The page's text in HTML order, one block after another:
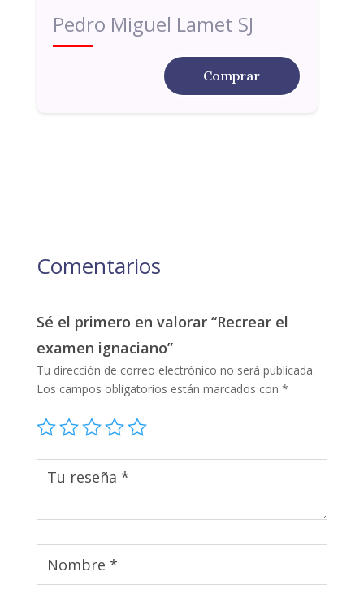
Pedro Miguel Lamet SJ
Comprar
Comentarios
Sé el primero en valorar “Recrear el
examen ignaciano”
Tu dirección de correo electrónico no será publicada.
Los campos obligatorios están marcados con *